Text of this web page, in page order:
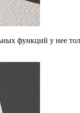
функций у нее